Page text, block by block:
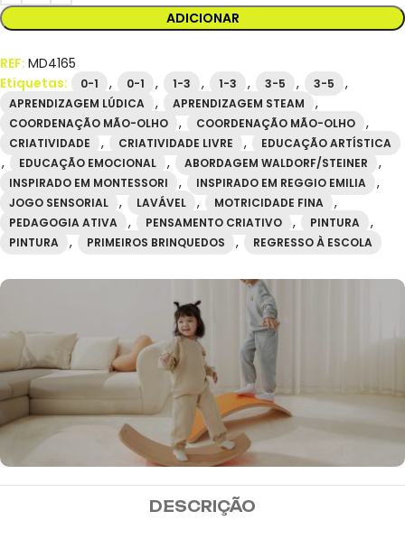
ADICIONAR
REF: MD4165
Etiquetas:
0-1 , 0-1 , 1-3 , 1-3 , 3-5 , 3-5 ,
APRENDIZAGEM LÚDICA , APRENDIZAGEM STEAM ,
COORDENAÇÃO MÃO-OLHO , COORDENAÇÃO MÃO-OLHO ,
CRIATIVIDADE , CRIATIVIDADE LIVRE , EDUCAÇÃO ARTÍSTICA
, EDUCAÇÃO EMOCIONAL , ABORDAGEM WALDORF/STEINER ,
INSPIRADO EM MONTESSORI , INSPIRADO EM REGGIO EMILIA ,
JOGO SENSORIAL , LAVÁVEL , MOTRICIDADE FINA ,
PEDAGOGIA ATIVA , PENSAMENTO CRIATIVO , PINTURA ,
PINTURA , PRIMEIROS BRINQUEDOS , REGRESSO À ESCOLA
MIDEER
DESCRIÇÃO